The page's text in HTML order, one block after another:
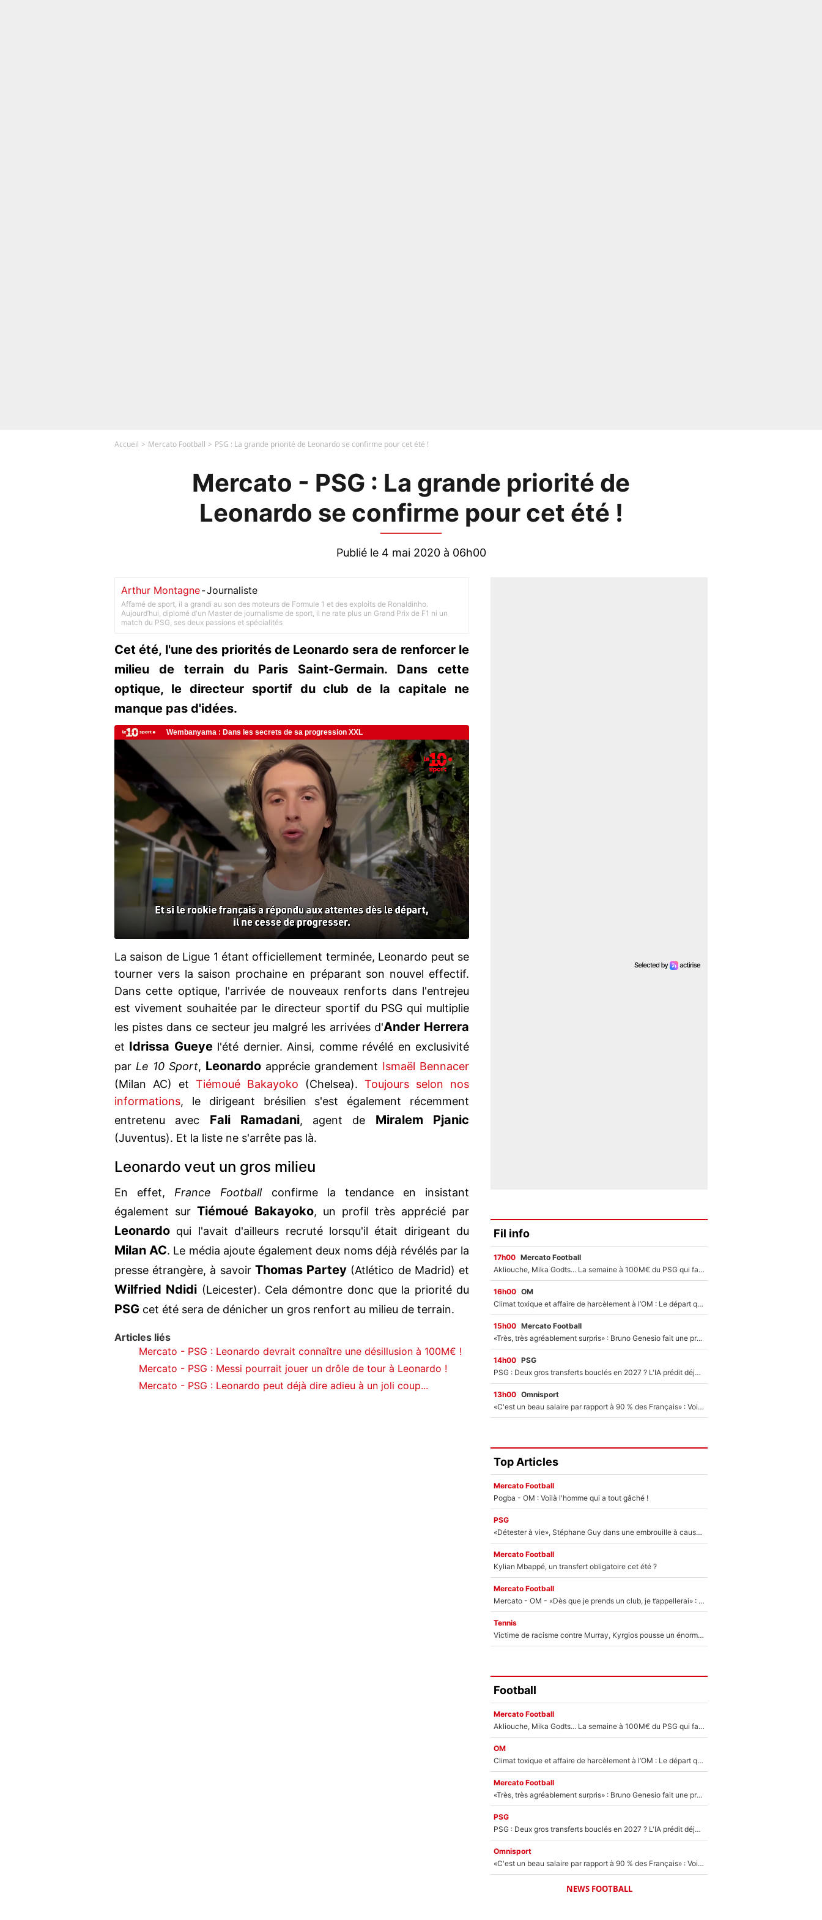
Accueil Mercato Football PSG : La grande priorité de Leonardo se confirme pour cet été !
Mercato - PSG : La grande priorité de
Leonardo se confirme pour cet été !
Publié le 4 mai 2020 à 06h00
Arthur Montagne-Journaliste
Affamé de sport, il a grandi au son des moteurs de Formule 1 et des exploits de Ronaldinho.
Aujourd’hui, diplomé d'un Master de journalisme de sport, il ne rate plus un Grand Prix de F1 ni un
match du PSG, ses deux passions et spécialités
Cet été, l'une des priorités de Leonardo sera de renforcer le
milieu de terrain du Paris Saint-Germain. Dans cette
optique, le directeur sportif du club de la capitale ne
manque pas d'idées.
La saison de Ligue 1 étant officiellement terminée, Leonardo peut se
tourner vers la saison prochaine en préparant son nouvel effectif.
Dans cette optique, l'arrivée de nouveaux renforts dans l'entrejeu
est vivement souhaitée par le directeur sportif du PSG qui multiplie
les pistes dans ce secteur jeu malgré les arrivées d'Ander Herrera
et Idrissa Gueyel'été dernier. Ainsi, comme révélé en exclusivité
par Le 10 Sport, Leonardo apprécie grandement Ismaël Bennacer
(Milan AC) et Tiémoué Bakayoko (Chelsea). Toujours selon nos
informations, le dirigeant brésilien s'est également récemment
entretenu avec Fali Ramadani, agent de Miralem Pjanic
(Juventus). Et la liste ne s'arrête pas là.
Leonardo veut un gros milieu
En effet,France Footballconfirme la tendance en insistant
également sur Tiémoué Bakayoko, un profil très apprécié par
Leonardo qui l'avait d'ailleurs recruté lorsqu'il était dirigeant du
Milan AC. Le média ajoute également deux noms déjà révélés par la
presse étrangère, à savoir Thomas Partey (Atlético de Madrid) et
Wilfried Ndidi (Leicester). Cela démontre donc que la priorité du
PSG cet été sera de dénicher un gros renfort au milieu de terrain.
Articles liés
Mercato - PSG : Leonardo devrait connaître une désillusion à 100M€ !
Mercato - PSG : Messi pourrait jouer un drôle de tour à Leonardo !
Mercato - PSG : Leonardo peut déjà dire adieu à un joli coup...
Fil info
17h00 Mercato Football
Akliouche, Mika Godts... La semaine à 100M€ du PSG qui fait basculer le mercato du PSG !
16h00 OM
Climat toxique et affaire de harcèlement à l’OM : Le départ qui soulage le vestiaire de Bruno Genesio
15h00 Mercato Football
«Très, très agréablement surpris» : Bruno Genesio fait une promesse pour la suite du mercato de l’OM et rassure les supporters
14h00 PSG
PSG : Deux gros transferts bouclés en 2027 ? L'IA prédit déjà les deux joueurs qui pourraient rejoindre Luis Enrique !
13h00 Omnisport
«C'est un beau salaire par rapport à 90 % des Français» : Voilà combien touchait Nelson Monfort sur France Télévisions avant de rejoindre CNews
Top Articles
Mercato Football
Pogba - OM : Voilà l'homme qui a tout gâché !
PSG
«Détester à vie», Stéphane Guy dans une embrouille à cause du PSG !
Mercato Football
Kylian Mbappé, un transfert obligatoire cet été ?
Mercato Football
Mercato - OM - «Dès que je prends un club, je t’appellerai» : La promesse de Marcelino au moment de claquer la porte
Tennis
Victime de racisme contre Murray, Kyrgios pousse un énorme coup de gueule !
Football
Mercato Football
Akliouche, Mika Godts... La semaine à 100M€ du PSG qui fait basculer le mercato du PSG !
OM
Climat toxique et affaire de harcèlement à l’OM : Le départ qui soulage le vestiaire de Bruno Genesio
Mercato Football
«Très, très agréablement surpris» : Bruno Genesio fait une promesse pour la suite du mercato de l’OM et rassure les supporters
PSG
PSG : Deux gros transferts bouclés en 2027 ? L'IA prédit déjà les deux joueurs qui pourraient rejoindre Luis Enrique !
Omnisport
«C'est un beau salaire par rapport à 90 % des Français» : Voilà combien touchait Nelson Monfort sur France Télévisions avant de rejoindre CNews
NEWS FOOTBALL